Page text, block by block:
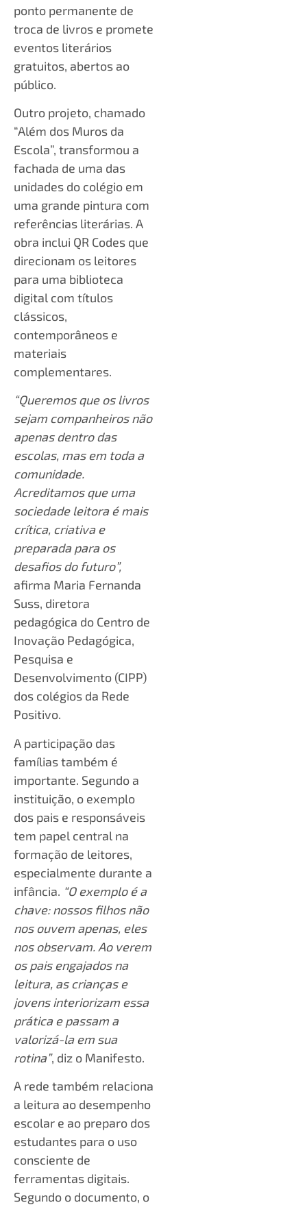
ponto permanente de
troca de livros e promete
eventos literários
gratuitos, abertos ao
público.
Outro projeto, chamado
“Além dos Muros da
Escola”, transformou a
fachada de uma das
unidades do colégio em
uma grande pintura com
referências literárias. A
obra inclui QR Codes que
direcionam os leitores
para uma biblioteca
digital com títulos
clássicos,
contemporâneos e
materiais
complementares.
“Queremos que os livros
sejam companheiros não
apenas dentro das
escolas, mas em toda a
comunidade.
Acreditamos que uma
sociedade leitora é mais
crítica, criativa e
preparada para os
desafios do futuro”,
afirma Maria Fernanda
Suss, diretora
pedagógica do Centro de
Inovação Pedagógica,
Pesquisa e
Desenvolvimento (CIPP)
dos colégios da Rede
Positivo.
A participação das
famílias também é
importante. Segundo a
instituição, o exemplo
dos pais e responsáveis
tem papel central na
formação de leitores,
especialmente durante a
infância. “O exemplo é a
chave: nossos filhos não
nos ouvem apenas, eles
nos observam. Ao verem
os pais engajados na
leitura, as crianças e
jovens interiorizam essa
prática e passam a
valorizá-la em sua
rotina”, diz o Manifesto.
A rede também relaciona
a leitura ao desempenho
escolar e ao preparo dos
estudantes para o uso
consciente de
ferramentas digitais.
Segundo o documento, o